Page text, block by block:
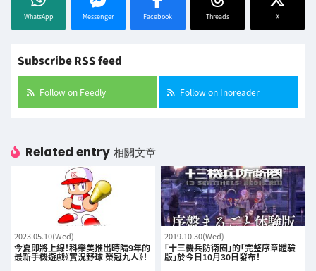
WhatsApp Messenger Facebook Threads X
Subscribe RSS feed
Follow on Feedly Follow on Inoreader
Related entry 相關文章
2023.05.10(Wed)
今夏即將上線！科樂美推出時隔9年的
最新手機遊戲《實況野球 榮冠九人》！
2019.10.30(Wed)
「十三機兵防衛圈」的「完整序章體驗
版」於今日10月30日發布！